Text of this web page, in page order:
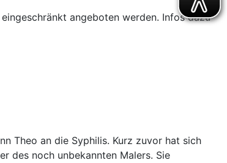
angeboten werden. Infos dazu
Theo an die Syphilis. Kurz zuvor hat sich
des noch unbekannten Malers. Sie